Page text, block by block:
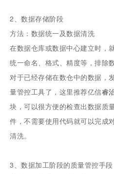
2、数据存储阶段
方法：数据统一及数据清洗
在数据仓库或数据中心建立时，
统一命名、格式、精度等，排除
对于已经存储在数仓中的数据，
量管控工具了，这里推荐亿信睿
块，可以很方便的检查出数据质
件，不需要使用代码就可以完成
清洗。
3、数据加工阶段的质量管控手段